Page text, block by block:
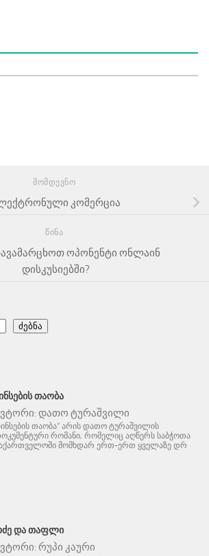
ᲛᲝᲛᲓᲔᲕᲜᲝ
კომერცია
ᲬᲘᲜᲐ
ოპონენტი ონლაინ
დისკუსიებში?
ძებნა
ᲗᲐᲝᲑᲐ
დათო ტურაშვილი
თაობა“ არის დათო ტურაშვილის
რომანი, რომელიც აღწერს საბჭოთა
მომხდარ ერთ-ერთ ყველაზე დრ
ᲓᲐ ᲗᲐᲤᲚᲘ
რუპი კაური